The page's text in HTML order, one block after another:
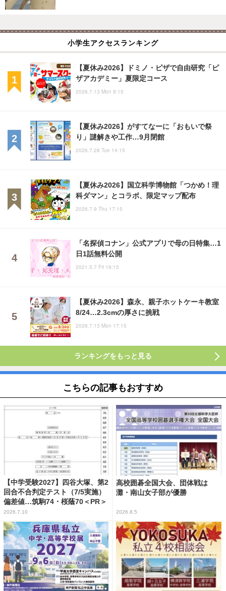
小学生アクセスランキング
【夏休み2026】ドミノ・ピザで自由研究「ピ
ザアカデミー」夏限定コース
2026.7.13 Mon 9:15
【夏休み2026】がすてなーに「おもいで祭
り」謎解きや工作…9月閉館
2026.7.28 Tue 14:15
【夏休み2026】国立科学博物館「つかめ！理
科ダマン」とコラボ、限定マップ配布
2026.7.9 Thu 17:15
「名探偵コナン」公式アプリで母の日特集…1
日1話無料公開
2021.5.7 Fri 19:15
【夏休み2026】森永、親子ホットケーキ教室
8/24…2.3cmの厚さに挑戦
2026.7.13 Mon 17:15
ランキングをもっと見る
こちらの記事もおすすめ
【中学受験2027】四谷大塚、第2
回合不合判定テスト（7/5実施）
偏差値…筑駒74・桜蔭70＜PR＞
2026.7.10
高校囲碁全国大会、団体戦は
灘・南山女子部が優勝
2026.8.5